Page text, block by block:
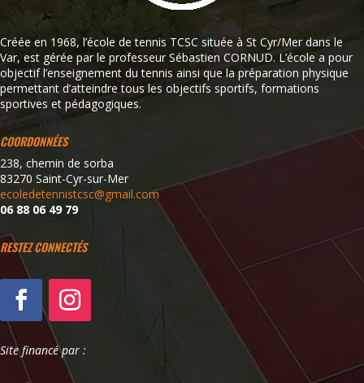
Créée en 1968, l’école de tennis TCSC située à St Cyr/Mer dans le
Var, est gérée par le professeur Sébastien CORNUD. L’école a pour
objectif l’enseignement du tennis ainsi que la préparation physique
permettant d’atteindre tous les objectifs sportifs, formations
sportives et pédagogiques.
COORDONNÉES
238, chemin de sorba
83270 Saint-Cyr-sur-Mer
ecoledetennistcsc@gmail.com
06 88 06 49 79
RESTEZ CONNECTÉS
Site financé par :